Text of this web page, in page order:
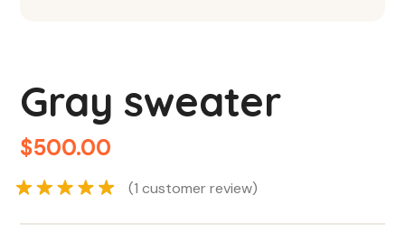
Gray sweater
$500.00
(1 customer review)